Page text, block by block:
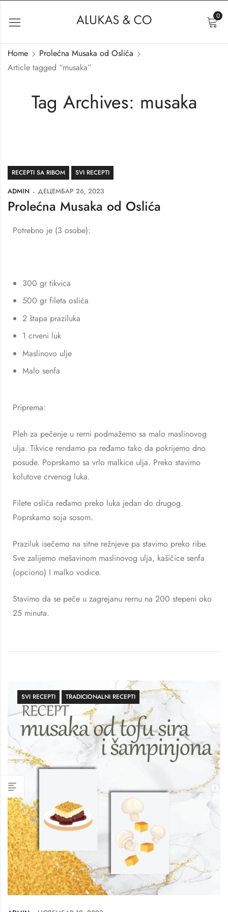
0
Tag Archives: musaka
Home
Prolećna Musaka od Oslića
Article tagged “musaka”
RECEPTI SA RIBOM SVI RECEPTI
ADMIN ДЕЦЕМБАР 26, 2023
Prolećna Musaka od Oslića
Potrebno je (3 osobe):
300 gr tikvica
500 gr fileta oslića
2 štapa praziluka
1 crveni luk
Maslinovo ulje
Malo senfa
Priprema:
Pleh za pečenje u rerni podmažemo sa malo maslinovog
ulja. Tikvice rendamo pa ređamo tako da pokrijemo dno
posude. Poprskamo sa vrlo malkice ulja. Preko stavimo
kolutove crvenog luka.
Filete oslića ređamo preko luka jedan do drugog.
Poprskamo soja sosom.
Praziluk isečemo na sitne režnjeve pa stavimo preko ribe.
Sve zalijemo mešavinom maslinovog ulja, kašičice senfa
(opciono) I malko vodice.
Stavimo da se peče u zagrejanu rernu na 200 stepeni oko
25 minuta.
SVI RECEPTI TRADICIONALNI RECEPTI
PRODAVNICA